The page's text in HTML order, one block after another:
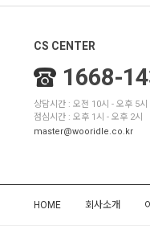
CS CENTER
1668-
상담시간 : 오전 10시 - 오후 5
점심시간 : 오후 1시 - 오후 2시
master@wooridle.co.kr
HOME 회사소개